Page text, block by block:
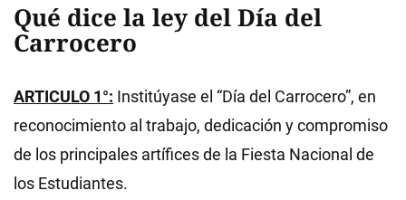
Qué dice la ley del Día del
Carrocero
ARTICULO 1°: Institúyase el “Día del Carrocero”, en
reconocimiento al trabajo, dedicación y compromiso
de los principales artífices de la Fiesta Nacional de
los Estudiantes.